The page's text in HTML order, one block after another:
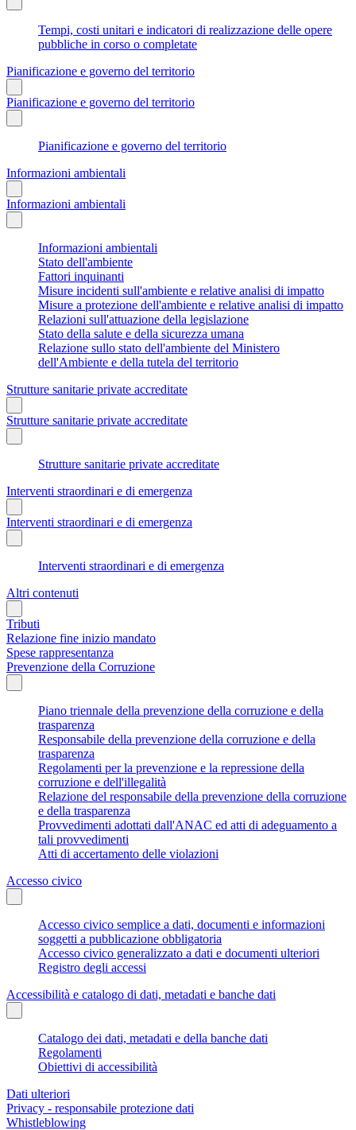
Tempi, costi unitari e indicatori di realizzazione delle opere
pubbliche in corso o completate
Pianificazione e governo del territorio
Pianificazione e governo del territorio
Pianificazione e governo del territorio
Informazioni ambientali
Informazioni ambientali
Informazioni ambientali
Stato dell'ambiente
Fattori inquinanti
Misure incidenti sull'ambiente e relative analisi di impatto
Misure a protezione dell'ambiente e relative analisi di impatto
Relazioni sull'attuazione della legislazione
Stato della salute e della sicurezza umana
Relazione sullo stato dell'ambiente del Ministero
dell'Ambiente e della tutela del territorio
Strutture sanitarie private accreditate
Strutture sanitarie private accreditate
Strutture sanitarie private accreditate
Interventi straordinari e di emergenza
Interventi straordinari e di emergenza
Interventi straordinari e di emergenza
Altri contenuti
Tributi
Relazione fine inizio mandato
Spese rappresentanza
Prevenzione della Corruzione
Piano triennale della prevenzione della corruzione e della
trasparenza
Responsabile della prevenzione della corruzione e della
trasparenza
Regolamenti per la prevenzione e la repressione della
corruzione e dell'illegalità
Relazione del responsabile della prevenzione della corruzione
e della trasparenza
Provvedimenti adottati dall'ANAC ed atti di adeguamento a
tali provvedimenti
Atti di accertamento delle violazioni
Accesso civico
Accesso civico semplice a dati, documenti e informazioni
soggetti a pubblicazione obbligatoria
Accesso civico generalizzato a dati e documenti ulteriori
Registro degli accessi
Accessibilità e catalogo di dati, metadati e banche dati
Catalogo dei dati, metadati e della banche dati
Regolamenti
Obiettivi di accessibilità
Dati ulteriori
Privacy - responsabile protezione dati
Whistleblowing